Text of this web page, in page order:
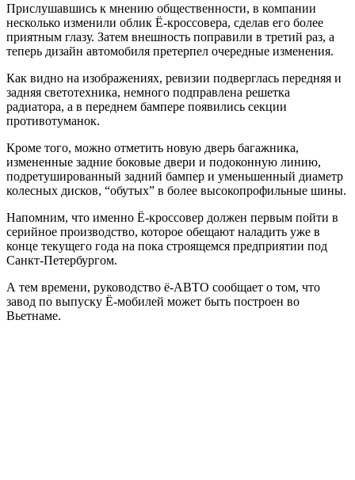
Прислушавшись к мнению общественности, в компании
несколько изменили облик Ё-кроссовера, сделав его более
приятным глазу. Затем внешность поправили в третий раз, а
теперь дизайн автомобиля претерпел очередные изменения.
Как видно на изображениях, ревизии подверглась передняя и
задняя светотехника, немного подправлена решетка
радиатора, а в переднем бампере появились секции
противотуманок.
Кроме того, можно отметить новую дверь багажника,
измененные задние боковые двери и подоконную линию,
подретушированный задний бампер и уменьшенный диаметр
колесных дисков, “обутых” в более высокопрофильные шины.
Напомним, что именно Ё-кроссовер должен первым пойти в
серийное производство, которое обещают наладить уже в
конце текущего года на пока строящемся предприятии под
Санкт-Петербургом.
А тем времени, руководство ё-АВТО сообщает о том, что
завод по выпуску Ё-мобилей может быть построен во
Вьетнаме.